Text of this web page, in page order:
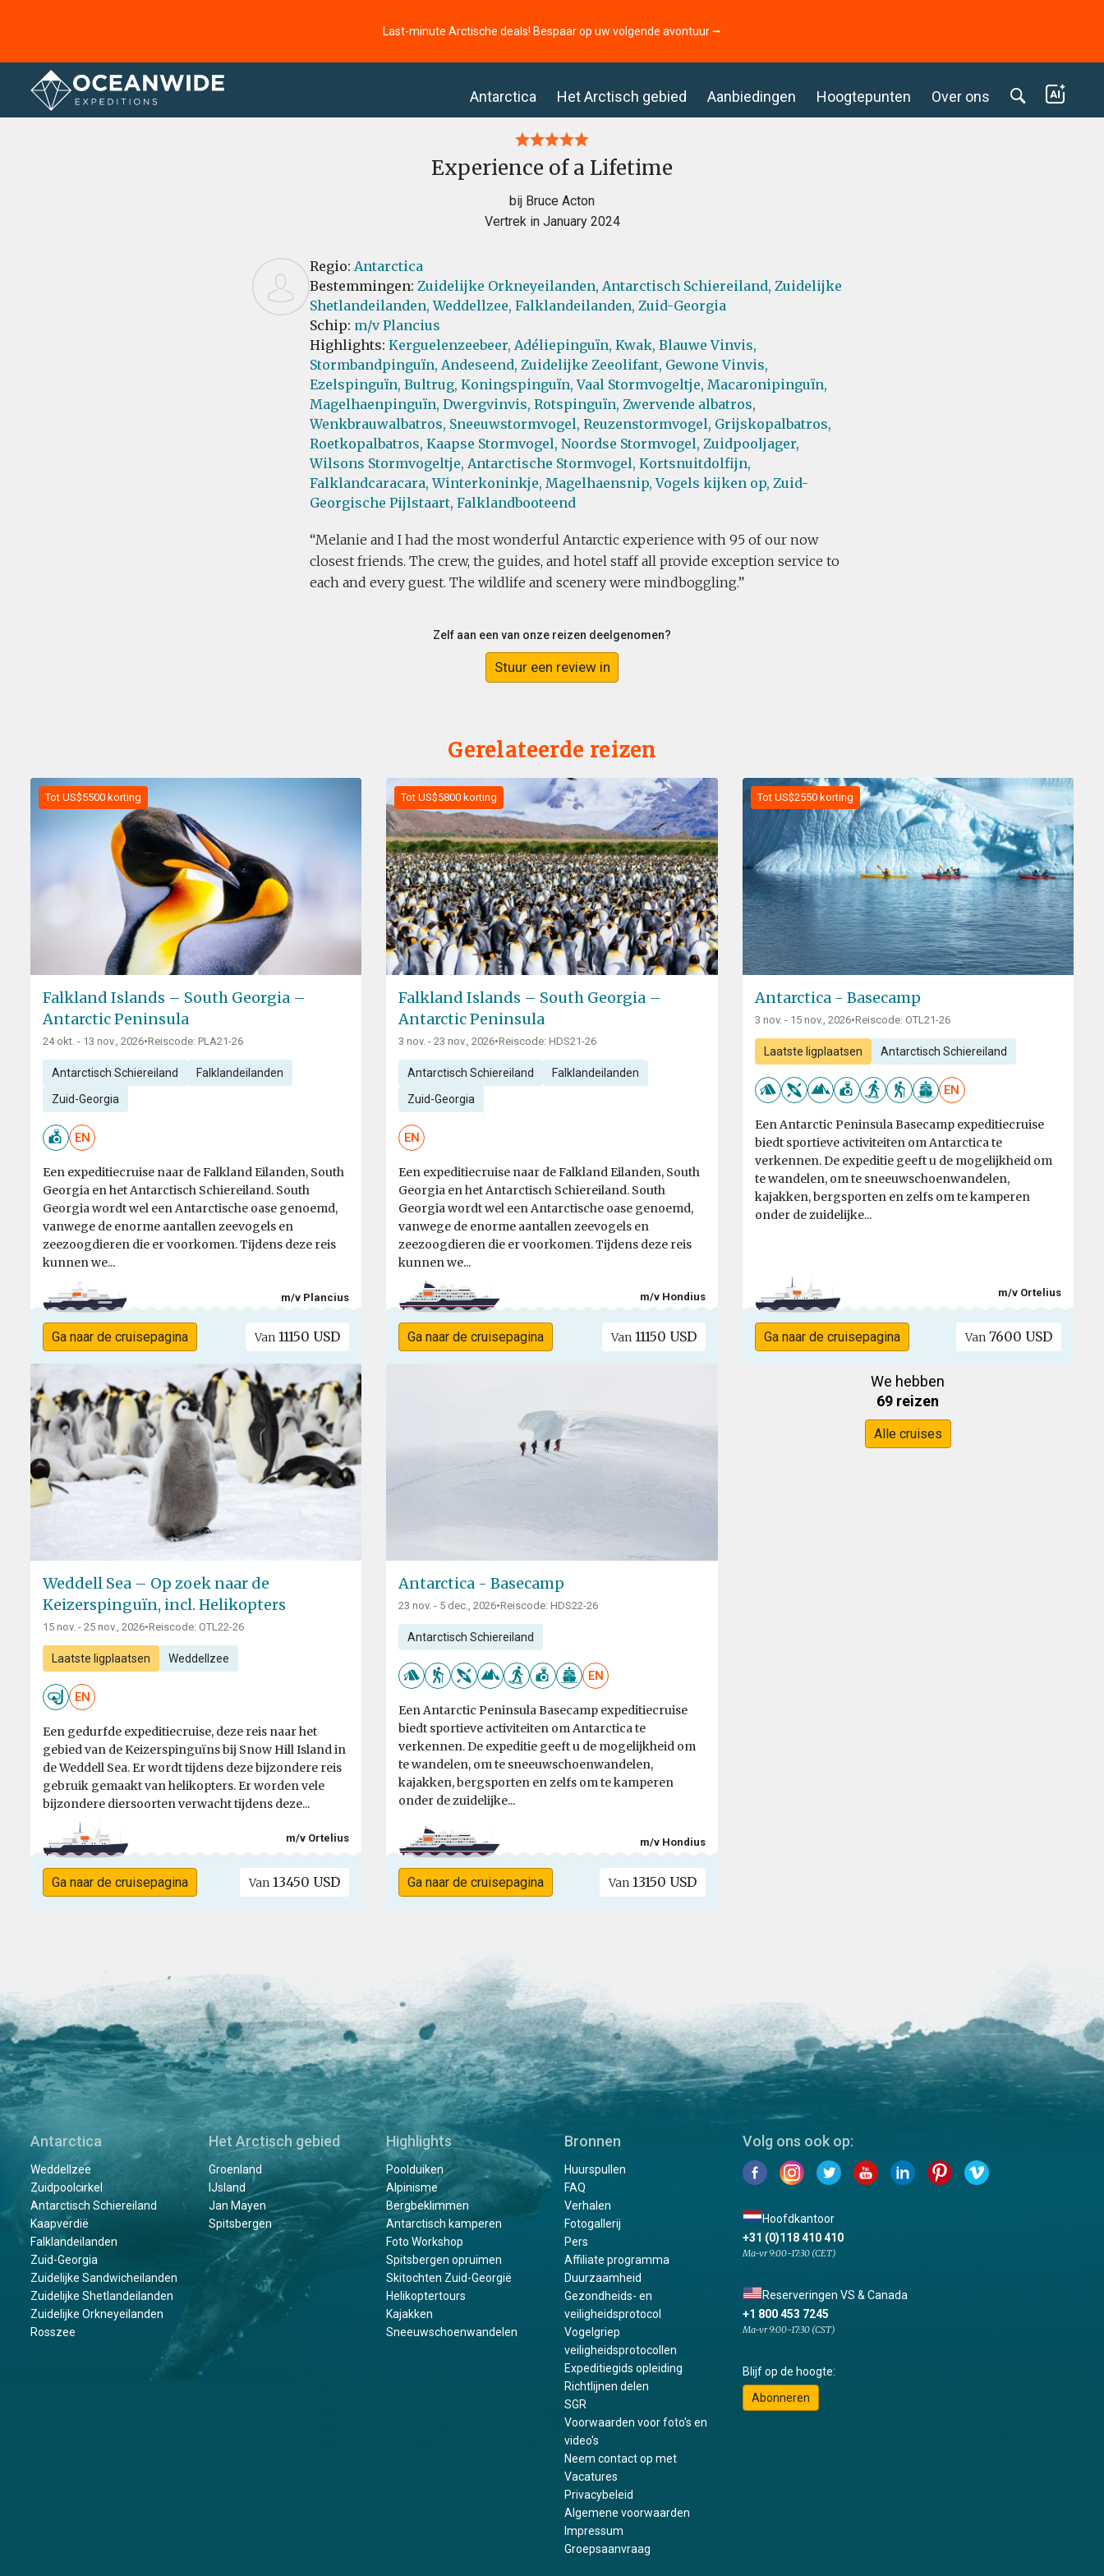
Last-minute Arctische deals! Bespaar op uw volgende avontuur ⭢
Antarctica Het Arctisch gebied Aanbiedingen Hoogtepunten Over ons
Home Recensies
Experience of a Lifetime
bij Bruce Acton
Vertrek in January 2024
Regio: Antarctica
Bestemmingen: Zuidelijke Orkneyeilanden, Antarctisch Schiereiland, Zuidelijke
Shetlandeilanden, Weddellzee, Falklandeilanden, Zuid-Georgia
Schip: m/v Plancius
Highlights: Kerguelenzeebeer, Adéliepinguïn, Kwak, Blauwe Vinvis,
Stormbandpinguïn, Andeseend, Zuidelijke Zeeolifant, Gewone Vinvis,
Ezelspinguïn, Bultrug, Koningspinguïn, Vaal Stormvogeltje, Macaronipinguïn,
Magelhaenpinguïn, Dwergvinvis, Rotspinguïn, Zwervende albatros,
Wenkbrauwalbatros, Sneeuwstormvogel, Reuzenstormvogel, Grijskopalbatros,
Roetkopalbatros, Kaapse Stormvogel, Noordse Stormvogel, Zuidpooljager,
Wilsons Stormvogeltje, Antarctische Stormvogel, Kortsnuitdolfijn,
Falklandcaracara, Winterkoninkje, Magelhaensnip, Vogels kijken op, Zuid-
Georgische Pijlstaart, Falklandbooteend
Melanie and I had the most wonderful Antarctic experience with 95 of our now
closest friends. The crew, the guides, and hotel staff all provide exception service to
each and every guest. The wildlife and scenery were mindboggling.
Zelf aan een van onze reizen deelgenomen?
Stuur een review in
Gerelateerde reizen
Tot US$5500 korting
Falkland Islands – South Georgia –
Antarctic Peninsula
24 okt. - 13 nov., 2026•Reiscode: PLA21-26
Antarctisch Schiereiland Falklandeilanden
Zuid-Georgia
EN
Een expeditiecruise naar de Falkland Eilanden, South
Georgia en het Antarctisch Schiereiland. South
Georgia wordt wel een Antarctische oase genoemd,
vanwege de enorme aantallen zeevogels en
zeezoogdieren die er voorkomen. Tijdens deze reis
kunnen we...
m/v Plancius
Ga naar de cruisepagina Van 11150 USD
Tot US$5800 korting
Falkland Islands – South Georgia –
Antarctic Peninsula
3 nov. - 23 nov., 2026•Reiscode: HDS21-26
Antarctisch Schiereiland Falklandeilanden
Zuid-Georgia
EN
Een expeditiecruise naar de Falkland Eilanden, South
Georgia en het Antarctisch Schiereiland. South
Georgia wordt wel een Antarctische oase genoemd,
vanwege de enorme aantallen zeevogels en
zeezoogdieren die er voorkomen. Tijdens deze reis
kunnen we...
m/v Hondius
Ga naar de cruisepagina Van11150 USD
Tot US$2550 korting
Antarctica - Basecamp
3 nov. - 15 nov., 2026•Reiscode: OTL21-26
Laatste ligplaatsen Antarctisch Schiereiland
EN
Een Antarctic Peninsula Basecamp expeditiecruise
biedt sportieve activiteiten om Antarctica te
verkennen. De expeditie geeft u de mogelijkheid om
te wandelen, om te sneeuwschoenwandelen,
kajakken, bergsporten en zelfs om te kamperen
onder de zuidelijke...
m/v Ortelius
Ga naar de cruisepagina Van 7600 USD
Weddell Sea – Op zoek naar de
Keizerspinguïn, incl. Helikopters
15 nov. - 25 nov., 2026•Reiscode: OTL22-26
Laatste ligplaatsen Weddellzee
EN
Een gedurfde expeditiecruise, deze reis naar het
gebied van de Keizerspinguïns bij Snow Hill Island in
de Weddell Sea. Er wordt tijdens deze bijzondere reis
gebruik gemaakt van helikopters. Er worden vele
bijzondere diersoorten verwacht tijdens deze...
m/v Ortelius
Ga naar de cruisepagina Van 13450 USD
Antarctica - Basecamp
23 nov. - 5 dec., 2026•Reiscode: HDS22-26
Antarctisch Schiereiland
EN
Een Antarctic Peninsula Basecamp expeditiecruise
biedt sportieve activiteiten om Antarctica te
verkennen. De expeditie geeft u de mogelijkheid om
te wandelen, om te sneeuwschoenwandelen,
kajakken, bergsporten en zelfs om te kamperen
onder de zuidelijke...
m/v Hondius
Ga naar de cruisepagina Van13150 USD
We hebben
69 reizen
Alle cruises
Antarctica
Weddellzee
Zuidpoolcirkel
Antarctisch Schiereiland
Kaapverdië
Falklandeilanden
Zuid-Georgia
Zuidelijke Sandwicheilanden
Zuidelijke Shetlandeilanden
Zuidelijke Orkneyeilanden
Rosszee
Het Arctisch gebied
Groenland
IJsland
Jan Mayen
Spitsbergen
Highlights
Poolduiken
Alpinisme
Bergbeklimmen
Antarctisch kamperen
Foto Workshop
Spitsbergen opruimen
Skitochten Zuid-Georgië
Helikoptertours
Kajakken
Sneeuwschoenwandelen
Bronnen
Huurspullen
FAQ
Verhalen
Fotogallerij
Pers
Affiliate programma
Duurzaamheid
Gezondheids- en
veiligheidsprotocol
Vogelgriep
veiligheidsprotocollen
Expeditiegids opleiding
Richtlijnen delen
SGR
Voorwaarden voor foto's en
video's
Neem contact op met
Vacatures
Privacybeleid
Algemene voorwaarden
Impressum
Groepsaanvraag
Volg ons ook op:
Hoofdkantoor
+31 (0)118 410 410
Ma-vr 9:00-17:30 (CET)
Reserveringen VS & Canada
+1 800 453 7245
Ma-vr 9:00-17:30 (CST)
Blijf op de hoogte:
Abonneren